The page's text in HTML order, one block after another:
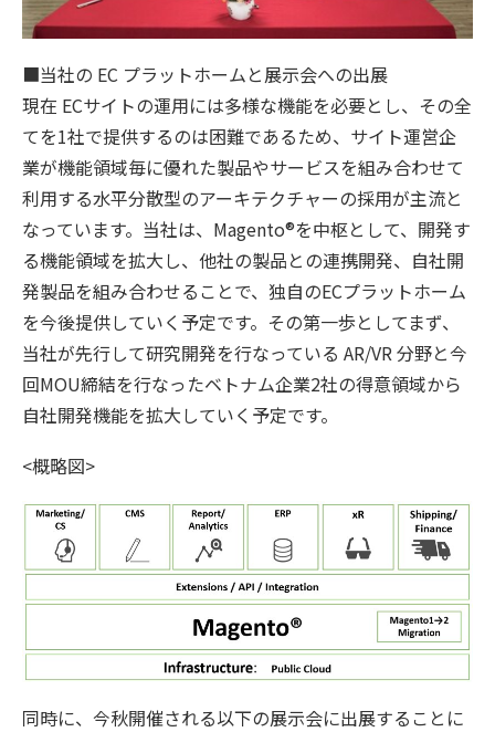
■当社の EC プラットホームと展示会への出展
現在 ECサイトの運用には多様な機能を必要とし、その全
てを1社で提供するのは困難であるため、サイト運営企
業が機能領域毎に優れた製品やサービスを組み合わせて
利用する水平分散型のアーキテクチャーの採用が主流と
なっています。当社は、Magento®を中枢として、開発す
る機能領域を拡大し、他社の製品との連携開発、自社開
発製品を組み合わせることで、独自のECプラットホーム
を今後提供していく予定です。その第一歩としてまず、
当社が先行して研究開発を行なっている AR/VR 分野と今
回MOU締結を行なったベトナム企業2社の得意領域から
自社開発機能を拡大していく予定です。
<概略図>
同時に、今秋開催される以下の展示会に出展することに